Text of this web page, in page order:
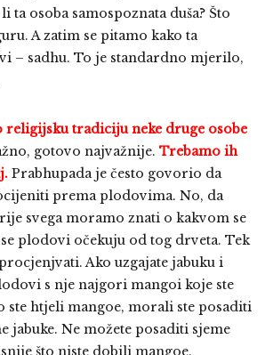
ta osoba samospoznata duša? Što
A zatim se pitamo kako ta
– sadhu. To je standardno mjerilo,
religijsku tradiciju neke druge osobe
gotovo najvažnije. Trebamo ih
Prabhupada je često govorio da
prema plodovima. No, da
svega moramo znati o kakvom se
plodovi očekuju od tog drveta. Tek
Ako uzgajate jabuku i
s nje najgori mangoi koje ste
ste htjeli mangoe, morali ste posaditi
jabuke. Ne možete posaditi sjeme
što niste dobili mangoe.